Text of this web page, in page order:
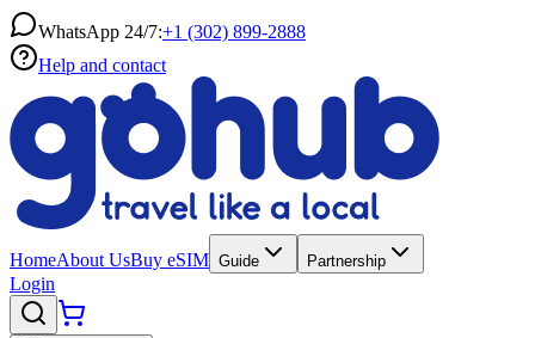
WhatsApp 24/7:+1 (302) 899-2888
Help and contact
HomeAbout UsBuy eSIM Guide Partnership
Login